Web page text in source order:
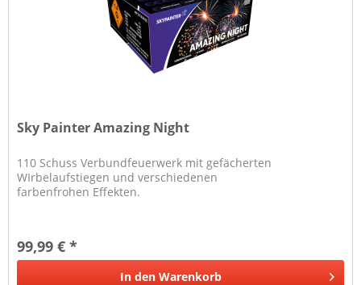
Sky Painter Amazing Night
110 Schuss Verbundfeuerwerk mit gefächerten
WIrbelaufstiegen und verschiedenen
farbenfrohen Effekten.
99,99 € *
In den Warenkorb